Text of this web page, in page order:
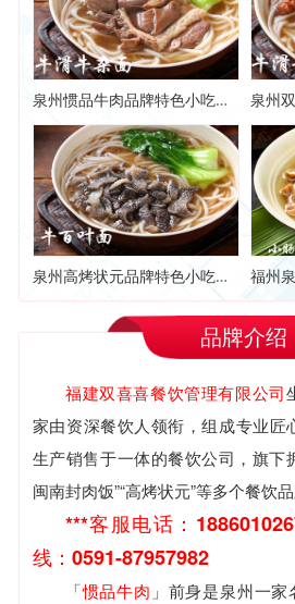
泉州惯品牛肉品牌特色小吃牛滑牛杂面
泉州高烤状元品牌特色小吃牛百叶面 福州
品牌介绍
福建双喜喜餐饮管理有限公司
家由资深餐饮人领衔，组成专业匠
生产销售于一体的餐饮公司，旗下
闽南封肉饭”“高烤状元”等多个餐饮品
***客服电话：
线：0591-87957982
「惯品牛肉 」前身是泉州一